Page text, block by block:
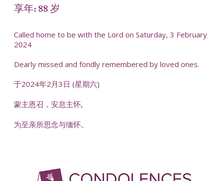
享年: 88 岁
Called home to be with the Lord on Saturday, 3 February
2024
Dearly missed and fondly remembered by loved ones.
于2024年2月3日 (星期六)
蒙主恩召，安息主怀,
为至亲所思念与缅怀。